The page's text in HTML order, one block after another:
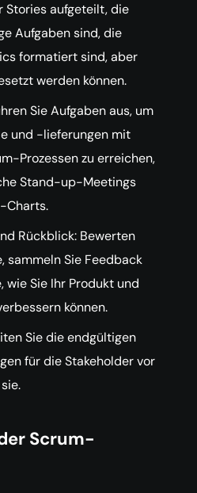
Stories aufgeteilt, die
Aufgaben sind, die
formatiert sind, aber
werden können.
Sie Aufgaben aus, um
und -lieferungen mit
Prozessen zu erreichen,
Stand-up-Meetings
Charts.
Rückblick: Bewerten
sammeln Sie Feedback
wie Sie Ihr Produkt und
können.
Sie die endgültigen
für die Stakeholder vor
Scrum-